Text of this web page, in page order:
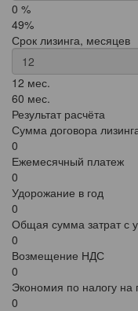
0 %
49%
Срок лизинга, месяцев
12 мес.
60 мес.
Результат расчёта
Сумма договора
0
Ежемесячный платеж
0
Удорожание в год
0
Общая сумма затрат с
0
Возмещение НДС
0
Экономия по налогу на
0